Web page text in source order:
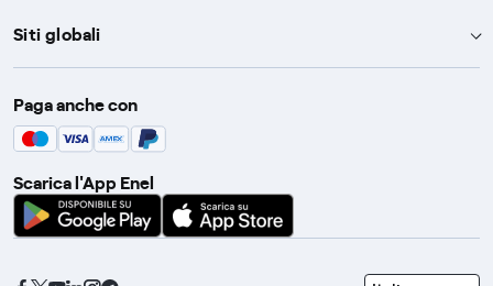
Siti globali
Enel Group
Enel Green Power
Global Procurement
Gridspertise
Paga anche con
Scarica l'App Enel